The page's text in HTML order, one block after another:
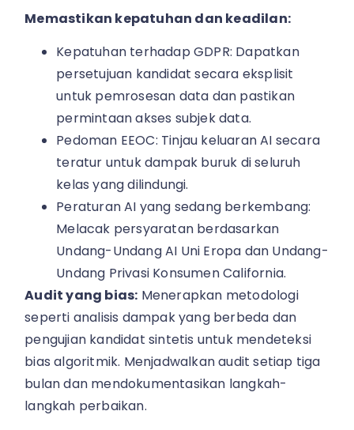
Memastikan kepatuhan dan keadilan:
Kepatuhan terhadap GDPR: Dapatkan
persetujuan kandidat secara eksplisit
untuk pemrosesan data dan pastikan
permintaan akses subjek data.
Pedoman EEOC: Tinjau keluaran AI secara
teratur untuk dampak buruk di seluruh
kelas yang dilindungi.
Peraturan AI yang sedang berkembang:
Melacak persyaratan berdasarkan
Undang-Undang AI Uni Eropa dan Undang-
Undang Privasi Konsumen California.
Audit yang bias: Menerapkan metodologi
seperti analisis dampak yang berbeda dan
pengujian kandidat sintetis untuk mendeteksi
bias algoritmik. Menjadwalkan audit setiap tiga
bulan dan mendokumentasikan langkah-
langkah perbaikan.